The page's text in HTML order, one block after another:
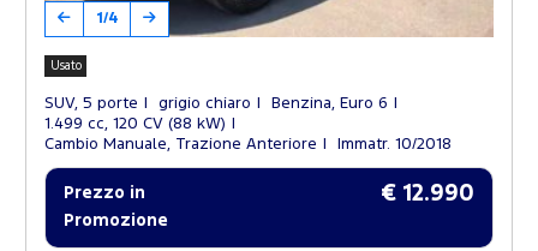
1/4
Usato
SUV, 5 porte grigio chiaro
Benzina, Euro 6
1.499 cc, 120 CV (88 kW)
Cambio Manuale, Trazione Anteriore
Immatr. 10/2018
Prezzo in
Promozione
€ 12.990